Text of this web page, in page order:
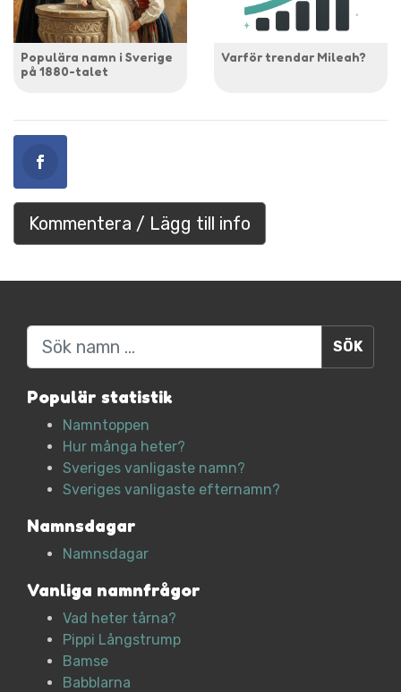
Populära namn i Sverige
på 1880-talet
Varför trendar Mileah?
Kommentera / Lägg till info
Sök
Populär statistik
Namntoppen
Hur många heter?
Sveriges vanligaste namn?
Sveriges vanligaste efternamn?
Namnsdagar
Namnsdagar
Vanliga namnfrågor
Vad heter tårna?
Pippi Långstrump
Bamse
Babblarna